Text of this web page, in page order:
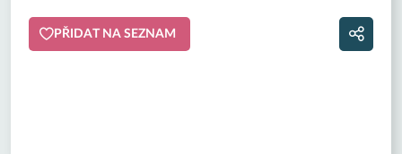
PŘIDAT NA SEZNAM